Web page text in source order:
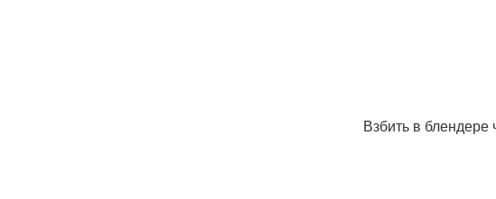
Взбить в